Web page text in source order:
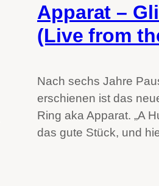
Apparat –
(Live from
Nach sechs Jahre
erschienen ist das
Ring aka Apparat. „A
das gute Stück, und